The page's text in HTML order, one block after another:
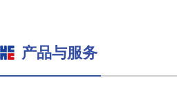
产品与服务